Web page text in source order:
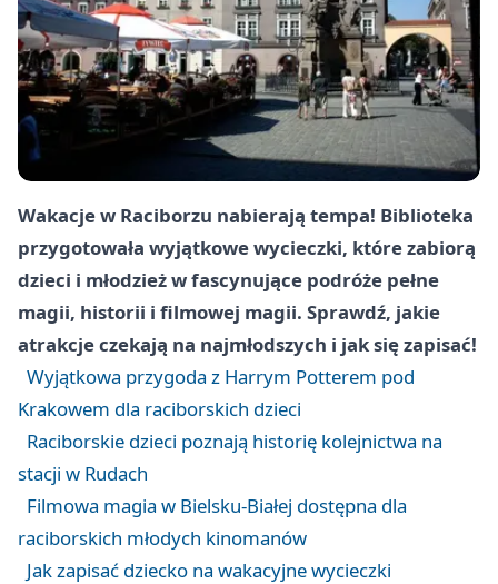
Wakacje w Raciborzu nabierają tempa! Biblioteka
przygotowała wyjątkowe wycieczki, które zabiorą
dzieci i młodzież w fascynujące podróże pełne
magii, historii i filmowej magii. Sprawdź, jakie
atrakcje czekają na najmłodszych i jak się zapisać!
Wyjątkowa przygoda z Harrym Potterem pod
Krakowem dla raciborskich dzieci
Raciborskie dzieci poznają historię kolejnictwa na
stacji w Rudach
Filmowa magia w Bielsku-Białej dostępna dla
raciborskich młodych kinomanów
Jak zapisać dziecko na wakacyjne wycieczki